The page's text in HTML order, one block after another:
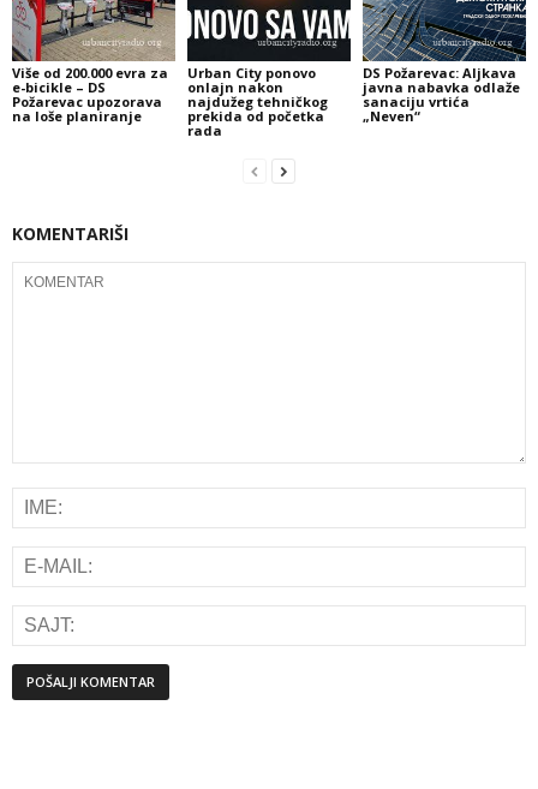
Više od 200.000 evra za
e-bicikle – DS
Požarevac upozorava
na loše planiranje
Urban City ponovo
onlajn nakon
najdužeg tehničkog
prekida od početka
rada
DS Požarevac: Aljkava
javna nabavka odlaže
sanaciju vrtića
„Neven“
KOMENTARIŠI